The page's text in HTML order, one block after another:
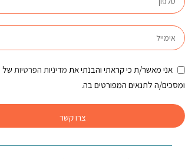
אני מאשר/ת כי קראתי והבנתי את מדיניות הפרטיות של
ומסכים/ה לתנאים המפורטים בה.
צרו קשר